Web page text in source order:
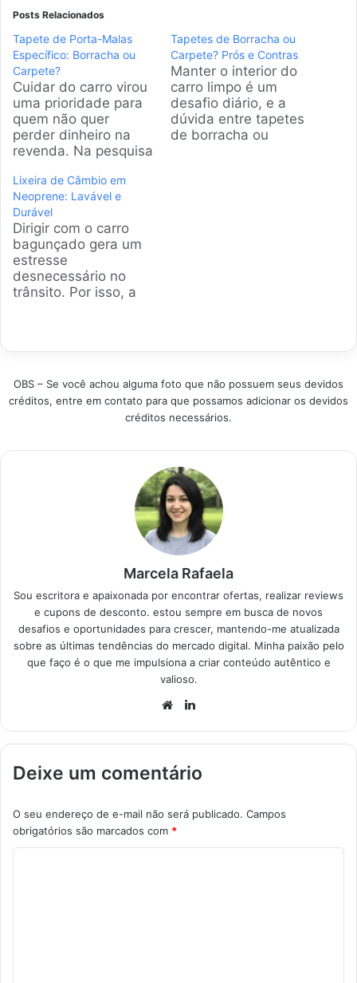
Posts Relacionados
Tapete de Porta-Malas
Específico: Borracha ou
Carpete?
Cuidar do carro virou
uma prioridade para
quem não quer
perder dinheiro na
revenda. Na pesquisa
tapete de porta-
malas é o herói
anônimo que salva o
carpete original de
manchas e odores.
Por isso,
selecionamos os
modelos mais
Tapetes de Borracha ou
Carpete? Prós e Contras
Manter o interior do
carro limpo é um
desafio diário, e a
dúvida entre tapetes
de borracha ou
Lixeira de Câmbio em
Neoprene: Lavável e
Durável
Dirigir com o carro
bagunçado gera um
estresse
desnecessário no
trânsito. Por isso, a
Fizemos uma
modelos mais
vendidos e bem
avaliados, focando
higiene para manter
impecável. Produtos
em Destaque Como
OBS – Se você achou alguma foto que não possuem seus devidos
créditos, entre em contato para que possamos adicionar os devidos
créditos necessários.
Marcela Rafaela
Sou escritora e apaixonada por encontrar ofertas, realizar reviews
e cupons de desconto. estou sempre em busca de novos
desafios e oportunidades para crescer, mantendo-me atualizada
sobre as últimas tendências do mercado digital. Minha paixão pelo
que faço é o que me impulsiona a criar conteúdo autêntico e
valioso.
Website
Deixe um comentário
O seu endereço de e-mail não será publicado. Campos
obrigatórios são marcados com *